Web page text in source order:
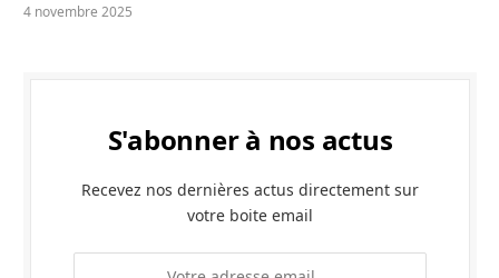
4 novembre 2025
S'abonner à nos actus
Recevez nos dernières actus directement sur
votre boite email